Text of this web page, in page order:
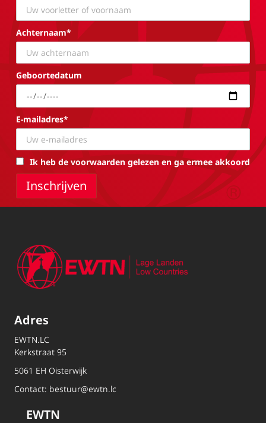
Achternaam*
Geboortedatum
E-mailadres*
Ik heb de voorwaarden gelezen en ga ermee akkoord
Adres
EWTN.LC
Kerkstraat 95
5061 EH Oisterwijk
Contact: bestuur@ewtn.lc
EWTN